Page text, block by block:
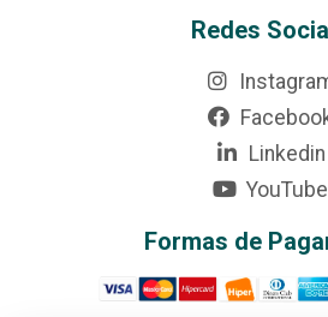
Redes
Linkedin
YouTube
Formas de